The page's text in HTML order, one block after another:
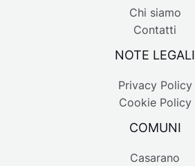
Chi siamo
Contatti
NOTE LEGALI
Privacy Policy
Cookie Policy
COMUNI
Casarano